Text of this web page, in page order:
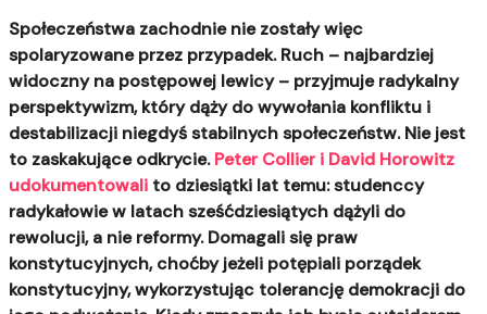
Społeczeństwa zachodnie nie zostały więc
spolaryzowane przez przypadek.Ruch – najbardziej
widoczny na postępowej lewicy – przyjmuje radykalny
perspektywizm, który dąży do wywołania konfliktu i
destabilizacji niegdyś stabilnych społeczeństw. Nie jest
to zaskakujące odkrycie.Peter Collier i David Horowitz
udokumentowali to dziesiątki lat temu: studenccy
radykałowie w latach sześćdziesiątych dążyli do
rewolucji, a nie reformy. Domagali się praw
konstytucyjnych, choćby jeżeli potępiali porządek
konstytucyjny, wykorzystując tolerancję demokracji do